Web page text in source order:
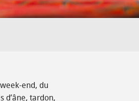
end, du
d’âne, tardon,